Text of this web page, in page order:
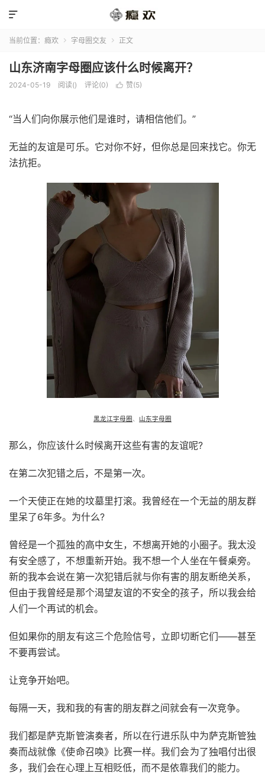

当前位置： 瘾欢  字母圈交友  正文
山东济南字母圈应该什么时候离开？
2024-05-19 阅读() 评论(0)  赞(5)
“当人们向你展示他们是谁时，请相信他们。”
无益的友谊是可乐。它对你不好，但你总是回来找它。你无
法抗拒。
黑龙江字母圈、 山东字母圈
那么，你应该什么时候离开这些有害的友谊呢?
在第二次犯错之后，不是第一次。
一个天使正在她的坟墓里打滚。我曾经在一个无益的朋友群
里呆了6年多。为什么?
曾经是一个孤独的高中女生，不想离开她的小圈子。我太没
有安全感了，不想重新开始。我不想一个人坐在午餐桌旁。
新的我本会说在第一次犯错后就与你有害的朋友断绝关系，
但由于我曾经是那个渴望友谊的不安全的孩子，所以我会给
人们一个再试的机会。
但如果你的朋友有这三个危险信号，立即切断它们——甚至
不要再尝试。
让竞争开始吧。
每隔一天，我和我的有害的朋友群之间就会有一次竞争。
我们都是萨克斯管演奏者，所以在行进乐队中为萨克斯管独
奏而战就像《使命召唤》比赛一样。我们会为了独唱付出很
多，我们会在心理上互相贬低，而不是依靠我们的能力。